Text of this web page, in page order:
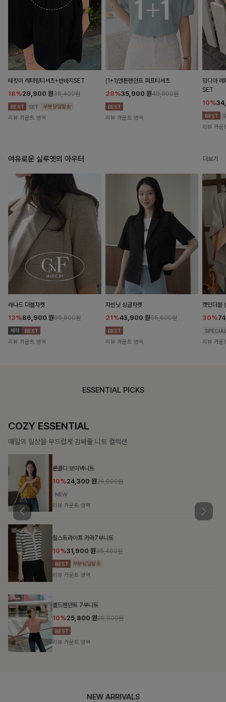
테킷미 레터링티셔츠+반바지SET
18%29,900 원36,400원
리뷰 카운트 영역
(1+1)앤튼펜던트 퍼프티셔츠
28%35,900 원49,800원
리뷰 카운트 영역
밍디아 레
SET
10%
리뷰 카운
여유로운 실루엣의 아우터 더보기
래나드 더블자켓
13%86,900 원99,800원
리뷰 카운트 영역
자빈닛 싱글자켓
21%43,900 원55,500원
리뷰 카운트 영역
캣민더블
30%
리뷰 카운
ESSENTIAL PICKS
COZY ESSENTIAL
매일의 일상을 부드럽게 감싸줄 니트 컬렉션
론클디 브이넥니트
10%24,300 원26,900원
리뷰 카운트 영역
칠스트라이프 카라7부니트
10%31,900 원35,400원
리뷰 카운트 영역
셀드펜던트 7부니트
10%25,800 원28,600원
리뷰 카운트 영역
NEW ARRIVALS